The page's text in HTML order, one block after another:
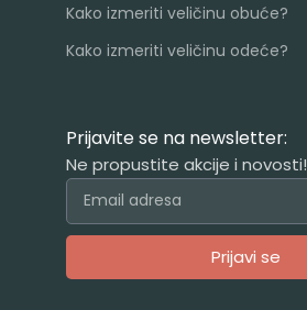
Kako izmeriti veličinu obuće?
Kako izmeriti veličinu odeće?
Prijavite se na newsletter:
Ne propustite akcije i novosti!
Prijavi se